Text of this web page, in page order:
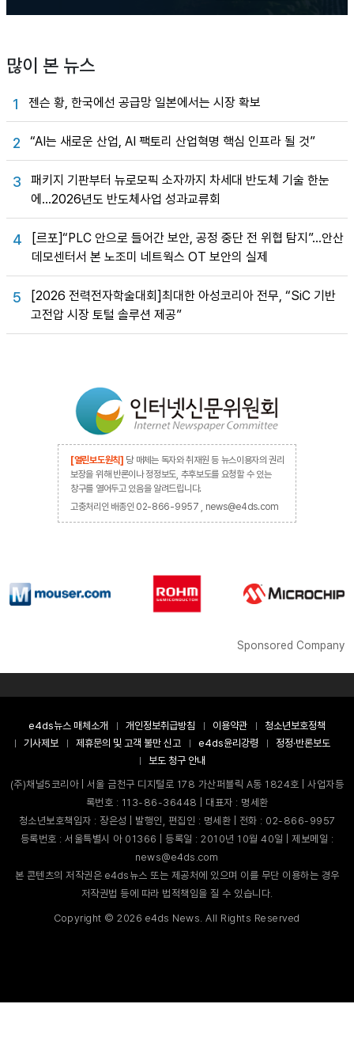
많이 본 뉴스
1 젠슨 황, 한국에선 공급망 일본에서는 시장 확보
2 “AI는 새로운 산업, AI 팩토리 산업혁명 핵심 인프라 될 것”
3
패키지 기판부터 뉴로모픽 소자까지 차세대 반도체 기술 한눈
에…2026년도 반도체사업 성과교류회
4
[르포]“PLC 안으로 들어간 보안, 공정 중단 전 위협 탐지”…안산
데모센터서 본 노조미 네트웍스 OT 보안의 실제
5
[2026 전력전자학술대회]최대한 아성코리아 전무, “SiC 기반
고전압 시장 토털 솔루션 제공”
[열린보도원칙] 당 매체는 독자와 취재원 등 뉴스이용자의 권리
보장을 위해 반론이나 정정보도, 추후보도를 요청할 수 있는
창구를 열어두고 있음을 알려드립니다.
고충처리인 배종인 02-866-9957 , news@e4ds.com
Sponsored Company
e4ds뉴스 매체소개 개인정보취급방침 이용약관
청소년보호정책
기사제보
제휴문의 및 고객 불만 신고 e4ds윤리강령
정정·반론보도
보도 청구 안내
(주)채널5코리아 | 서울 금천구 디지털로 178 가산퍼블릭 A동 1824호 | 사업자등
록번호 : 113-86-36448 | 대표자 : 명세환
청소년보호책임자 : 장은성 | 발행인, 편집인 : 명세환 | 전화 : 02-866-9957
등록번호 : 서울특별시 아 01366 | 등록일 : 2010년 10월 40일 | 제보메일 :
news@e4ds.com
본 콘텐츠의 저작권은 e4ds뉴스 또는 제공처에 있으며 이를 무단 이용하는 경우
저작권법 등에 따라 법적책임을 질 수 있습니다.
Copyright ©2026 e4ds News. All Rights Reserved